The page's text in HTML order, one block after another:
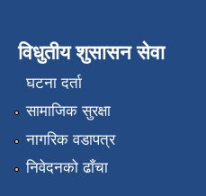
विधुतीय शुसासन सेवा
घटना दर्ता
सामाजिक सुरक्षा
नागरिक वडापत्र
निवेदनको ढाँचा